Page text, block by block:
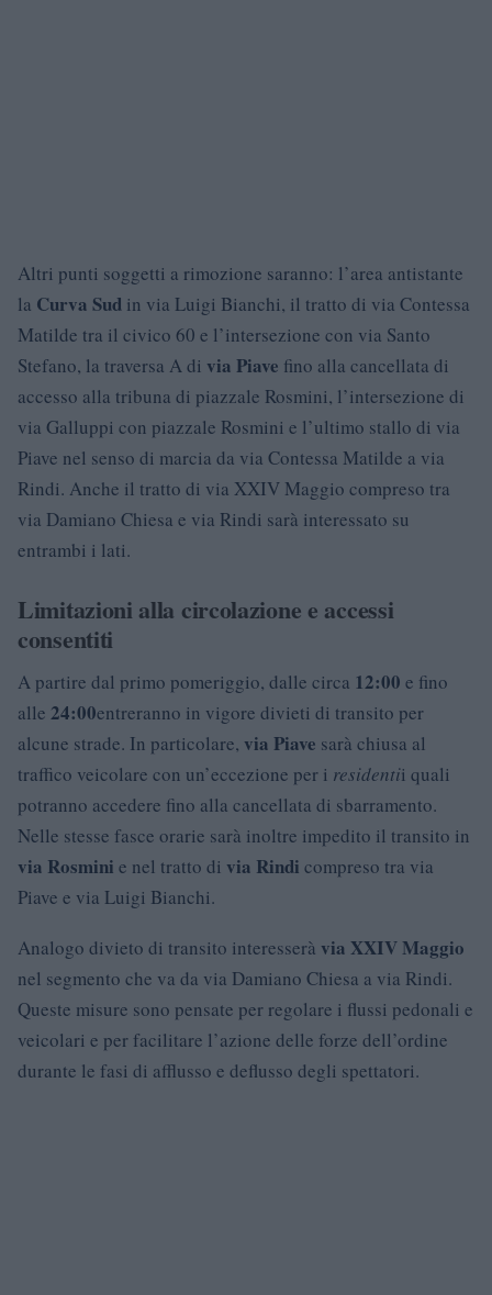
Altri punti soggetti a rimozione saranno: l’area antistante
la Curva Sud in via Luigi Bianchi, il tratto di via Contessa
Matilde tra il civico 60 e l’intersezione con via Santo
Stefano, la traversa A di via Piave fino alla cancellata di
accesso alla tribuna di piazzale Rosmini, l’intersezione di
via Galluppi con piazzale Rosmini e l’ultimo stallo di via
Piave nel senso di marcia da via Contessa Matilde a via
Rindi. Anche il tratto di via XXIV Maggio compreso tra
via Damiano Chiesa e via Rindi sarà interessato su
entrambi i lati.
Limitazioni alla circolazione e accessi
consentiti
A partire dal primo pomeriggio, dalle circa 12:00 e fino
alle 24:00entreranno in vigore divieti di transito per
alcune strade. In particolare, via Piave sarà chiusa al
traffico veicolare con un’eccezione per i residentii quali
potranno accedere fino alla cancellata di sbarramento.
Nelle stesse fasce orarie sarà inoltre impedito il transito in
via Rosmini e nel tratto di via Rindi compreso tra via
Piave e via Luigi Bianchi.
Analogo divieto di transito interesserà via XXIV Maggio
nel segmento che va da via Damiano Chiesa a via Rindi.
Queste misure sono pensate per regolare i flussi pedonali e
veicolari e per facilitare l’azione delle forze dell’ordine
durante le fasi di afflusso e deflusso degli spettatori.